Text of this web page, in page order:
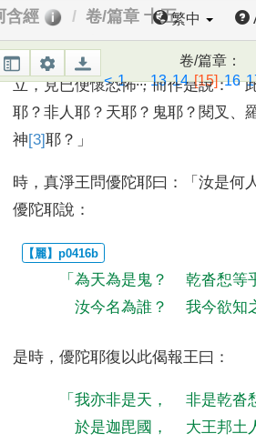
含經 卷/篇章 十五繁中
卷/篇章：
< 1...13 14 [15] 16
爾時 ， 真淨王在 大殿上坐， [1]
耶飛在空
中
時真淨王見優陀耶手
立，見已便懷恐怖，而作是說：「
耶 ？非人耶 ？ 天耶 ？ 鬼耶 ？ 閱叉 、
神[3]耶 ？」
時 ，真淨王問優陀耶曰 ：「汝是何
優陀耶說 ：
「為天為是鬼 ？
乾沓惒等
汝今名為誰 ？ 我今欲知
是時 ，優陀耶復以此偈報王曰 ：
「我亦非是天 ，
非是乾沓
於是迦毘國 ，
大王邦土